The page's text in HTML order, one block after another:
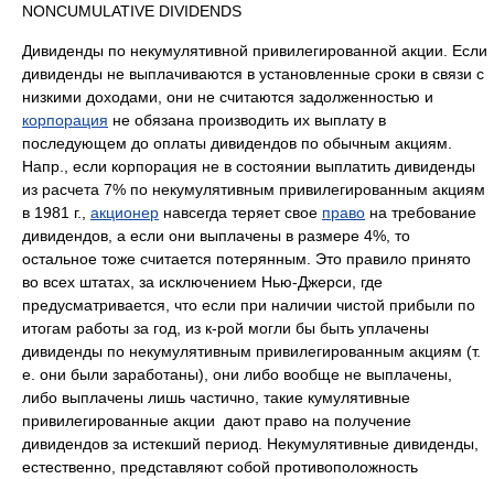
NONCUMULATIVE DIVIDENDS
Дивиденды по некумулятивной привилегированной акции. Если
дивиденды не выплачиваются в установленные сроки в связи с
низкими доходами, они не считаются задолженностью и
корпорация не обязана производить их выплату в
последующем до оплаты дивидендов по обычным акциям.
Напр., если корпорация не в состоянии выплатить дивиденды
из расчета 7% по некумулятивным привилегированным акциям
в 1981 г., акционер навсегда теряет свое право на требование
дивидендов, а если они выплачены в размере 4%, то
остальное тоже считается потерянным. Это правило принято
во всех штатах, за исключением Нью-Джерси, где
предусматривается, что если при наличии чистой прибыли по
итогам работы за год, из к-рой могли бы быть уплачены
дивиденды по некумулятивным привилегированным акциям (т.
е. они были заработаны), они либо вообще не выплачены,
либо выплачены лишь частично, такие кумулятивные
привилегированные акции дают право на получение
дивидендов за истекший период. Некумулятивные дивиденды,
естественно, представляют собой противоположность